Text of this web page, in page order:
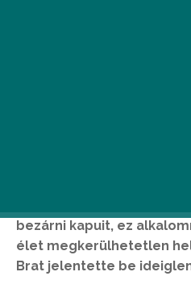
bezárni kapuit, ez
élet megkerülhetetlen
Brat jelentette be